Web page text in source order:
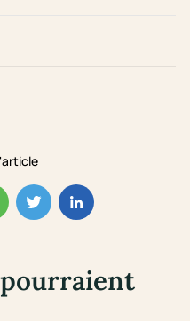
pourraient